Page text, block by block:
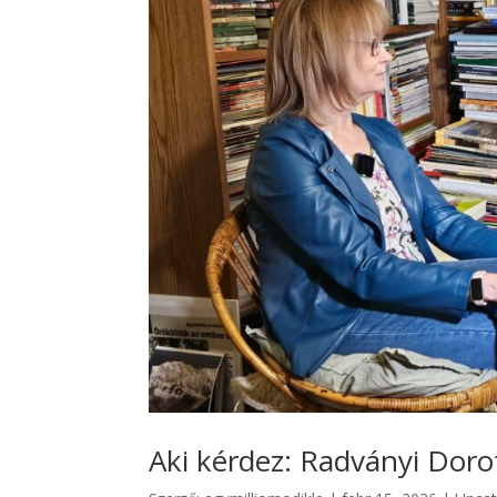
Aki kérdez: Radványi